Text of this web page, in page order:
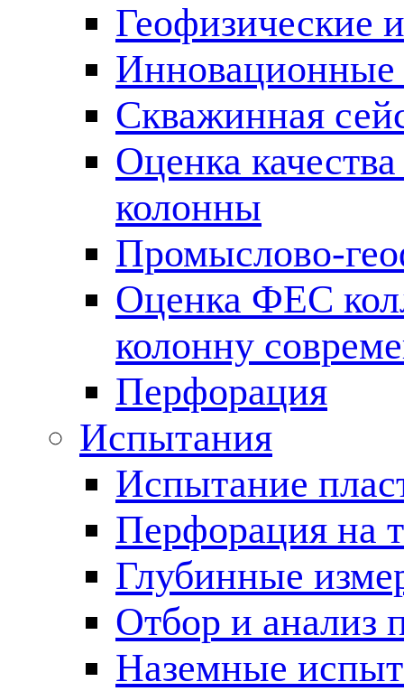
Геофизические
Инновационные
Скважинная
Оценка
колонны
Промыслово-
Оценка ФЕС
колонну
Перфорация
Испытания
Испытание
Перфорация на
Глубинные
Отбор и анализ
Наземные